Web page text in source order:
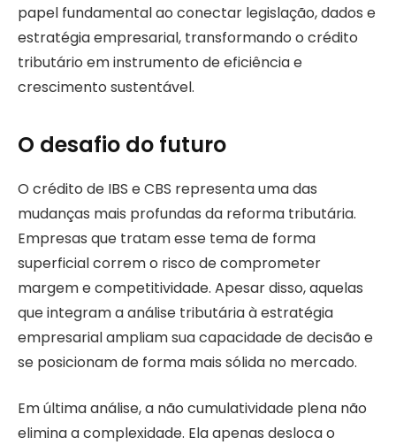
papel fundamental ao conectar legislação, dados e
estratégia empresarial, transformando o crédito
tributário em instrumento de eficiência e
crescimento sustentável.
O desafio do futuro
O crédito de IBS e CBS representa uma das
mudanças mais profundas da reforma tributária.
Empresas que tratam esse tema de forma
superficial correm o risco de comprometer
margem e competitividade. Apesar disso, aquelas
que integram a análise tributária à estratégia
empresarial ampliam sua capacidade de decisão e
se posicionam de forma mais sólida no mercado.
Em última análise, a não cumulatividade plena não
elimina a complexidade. Ela apenas desloca o